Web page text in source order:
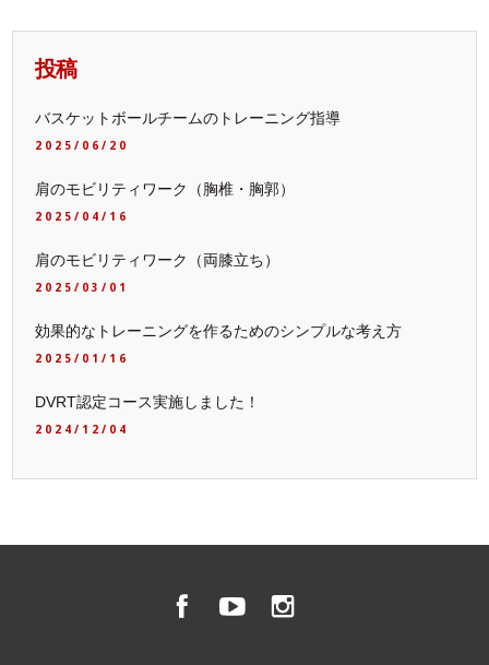
投稿
バスケットボールチームのトレーニング指導
2025/06/20
肩のモビリティワーク（胸椎・胸郭）
2025/04/16
肩のモビリティワーク（両膝立ち）
2025/03/01
効果的なトレーニングを作るためのシンプルな考え方
2025/01/16
DVRT認定コース実施しました！
2024/12/04